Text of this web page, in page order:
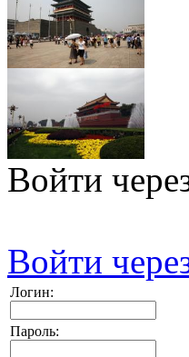
Войти
Войти
Логин:
Пароль: